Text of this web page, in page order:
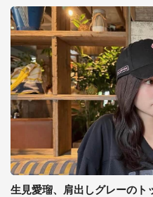
生見愛瑠、肩出しグレーのト